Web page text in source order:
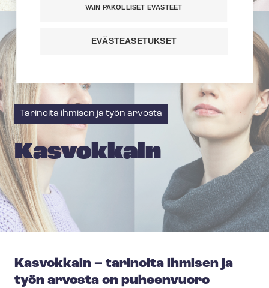
Tarinoita ihmisen ja työn arvosta
Kasvokkain
Kasvokkain – tarinoita ihmisen ja
työn arvosta on puheenvuoro
VAIN PAKOLLISET EVÄSTEET
EVÄSTEASETUKSET